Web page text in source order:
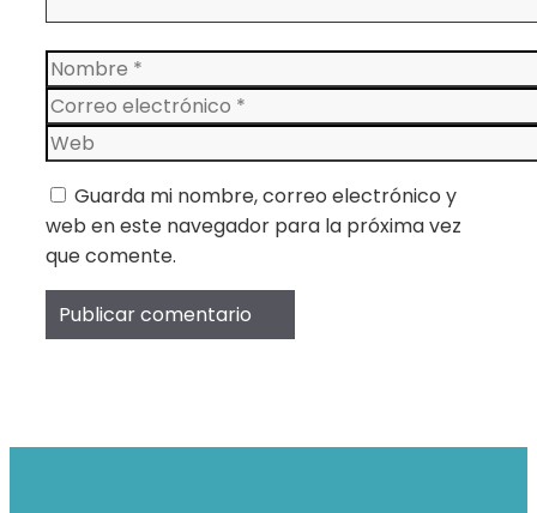
Nombre
Correo
electrónico
Web
Guarda mi nombre, correo electrónico y
web en este navegador para la próxima vez
que comente.